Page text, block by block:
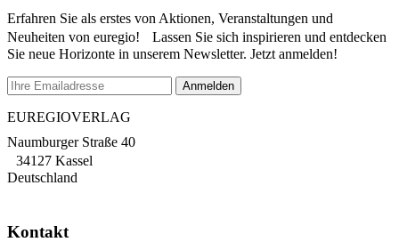
Erfahren Sie als erstes von Aktionen, Veranstaltungen und
Neuheiten von euregio! Lassen Sie sich inspirieren und entdecken
Sie neue Horizonte in unserem Newsletter. Jetzt anmelden!
EUREGIOVERLAG
Naumburger Straße 40
34127 Kassel
Deutschland
Kontakt